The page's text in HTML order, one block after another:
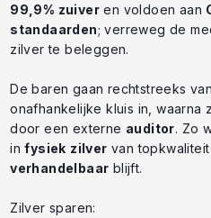
99,9% zuiver en voldoen aan
standaarden; verreweg de
zilver te beleggen.
De baren gaan rechtstreeks
onafhankelijke kluis in, waarna
door een externe auditor. Zo
infysiek zilver van
verhandelbaar blijft.
Zilver sparen: